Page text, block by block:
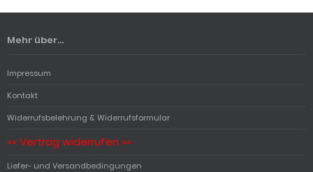
Mehr über...
Impressum
Kontakt
Widerrufsbelehrung & Widerrufsformular
«« Vertrag widerrufen »»
Liefer- und Versandbedingungen